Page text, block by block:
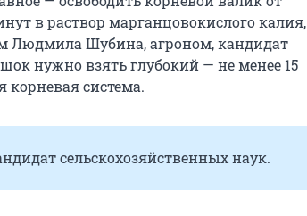
в раствор марганцовокислого калия,
Людмила Шубина, агроном, кандидат
нужно взять глубокий — не менее 15
система.
сельскохозяйственных наук.